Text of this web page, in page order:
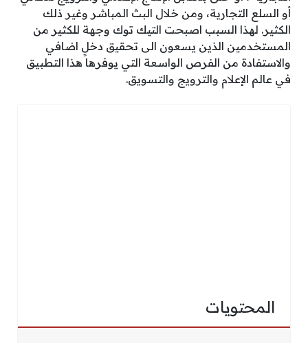
أو السلع التجارية، ومن خلال البث المباشر وغير ذلك
الكثير. لهذا السبب اصبحت التيك توك وجهة للكثير من
المستخدمين الذين يسعون الى تحقيق دخلٍ اضافي
والاستفادة من الفرص الواسعة التي يوفرها هذا التطبيق
في عالم الإعلام والترويج والتسويق.
المحتويات